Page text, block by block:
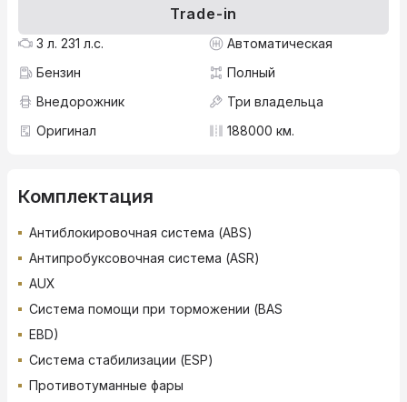
Trade-in
3 л. 231 л.с.
Автоматическая
Бензин
Полный
Внедорожник
Три владельца
Оригинал
188000 км.
Комплектация
Антиблокировочная система (ABS)
Антипробуксовочная система (ASR)
AUX
Система помощи при торможении (BAS
EBD)
Система стабилизации (ESP)
Противотуманные фары